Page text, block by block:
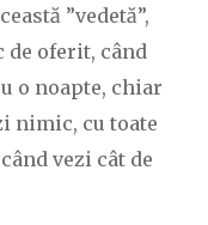
”vedetă”,
de oferit, când
o noapte, chiar
nimic, cu toate
vezi cât de